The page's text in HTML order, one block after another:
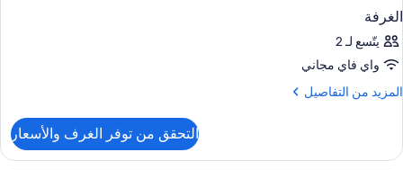
الغرفة
يتّسع لـ 2
واي فاي مجاني
المزيد من التفاصيل
المزيد
الغرفة
التحقق من توفر الغرف والأسعار